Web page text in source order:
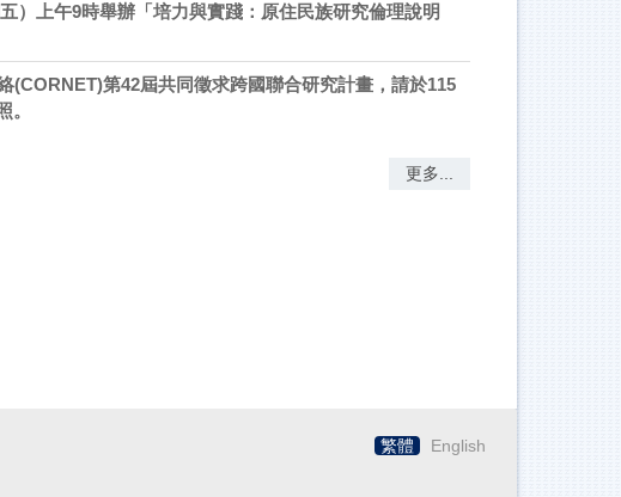
）上午9時舉辦「培力與實踐：原住民族研究倫理說明
(CORNET)第42屆共同徵求跨國聯合研究計畫，請於115
。
更多...
繁體 English